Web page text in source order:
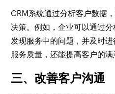
CRM系统通过分析客户数据
决策。例如，企业可以通过
发现服务中的问题，并及时
服务质量，还能提高客户的满
三、改善客户沟通